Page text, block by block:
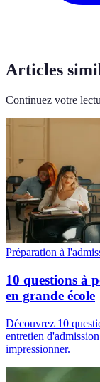
Articles
Continuez votre
Préparation à
10 questions à
en grande école
Découvrez 10
entretien
impressionner.